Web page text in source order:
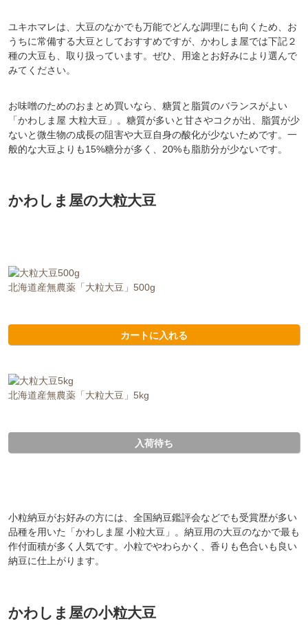
ユキホマレは、大豆のなかでも万能でどんな調理にも向くため、お
うちに常備する大豆としておすすめですが、かわしま屋では下記２
種の大豆も、取り扱っています。ぜひ、用途とお好みにより選んで
みてください。
お味噌のためのおまとめ買いなら、糖質と脂質のバランスがよい
「かわしま屋 大粒大豆」。糖質が多いと甘さやコクが出、脂質が少
ないと微生物の成長の阻害や大豆自身の酸化が少ないためです。一
般的な大豆よりも15%糖分が多く、20%も脂肪分が少ないです。
かわしま屋の大粒大豆
北海道産無農薬「大粒大豆」500g
カートに入れる
北海道産無農薬「大粒大豆」5kg
入荷待ち
小粒納豆がお好みの方には、全国納豆鑑評会などでも受賞歴が多い
品種を用いた「かわしま屋 小粒大豆」。納豆用の大豆のなかで最も
作付面積が多く人気です。小粒でやわらかく、香りも色合いも良い
納豆に仕上がります。
かわしま屋の小粒大豆